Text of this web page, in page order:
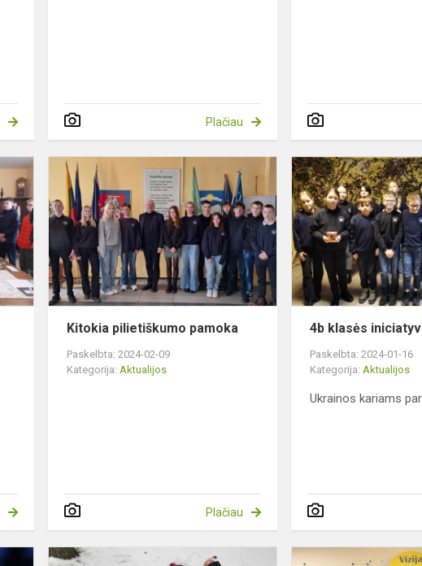
Plačiau
II-
Babtų
kraštotyros
muziejuje
Kitokia
pilietiškumo
pamoka
Kitokia pilietiškumo pamoka
Paskelbta: 2024-02-09
Kategorija:Aktualijos
Plačiau
4b klasės
Paskelbta: 2024-01-16
Kategorija:Aktualijos
Ukrainos kariams
Pilietinė
Pradinukų